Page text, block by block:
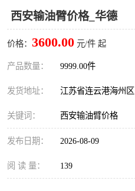
西安输油臂价格_华德
价格： 3600.00 元/件 起
产品数量： 9999.00件
发货地址： 江苏省连云港海州区
关键词： 西安输油臂价格
发布日期： 2026-08-09
阅 读 量： 139
车臂